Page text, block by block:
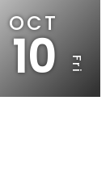
OCT
10 Fri